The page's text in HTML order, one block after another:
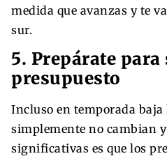
medida que avanzas y te
sur.
5. Prepárate
presupuesto
Incluso en temporada baja
simplemente no cambian
significativas es que los